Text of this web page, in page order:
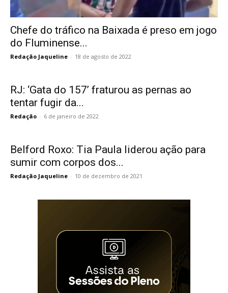
Chefe do tráfico na Baixada é preso em jogo
do Fluminense...
Redação Jaqueline - 18 de agosto de 2022
RJ: ‘Gata do 157’ fraturou as pernas ao
tentar fugir da...
Redação - 6 de janeiro de 2022
Belford Roxo: Tia Paula liderou ação para
sumir com corpos dos...
Redação Jaqueline - 10 de dezembro de 2021